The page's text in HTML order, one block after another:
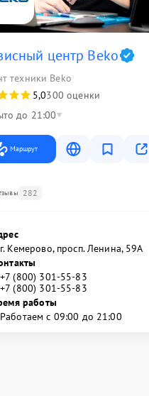
центр Beko
техники Beko
5,0300 оценки
до 21:00
Маршрут
282
г. Кемерово, просп. Ленина, 59А
+7 (800) 301-55-83
+7 (800) 301-55-83
работы
Работаем с 09:00 до 21:00